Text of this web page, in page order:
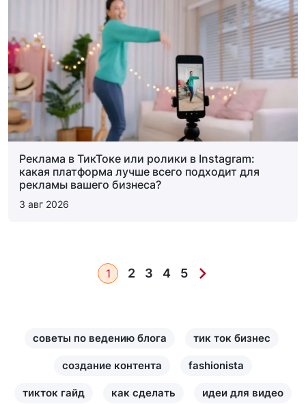
Реклама в ТикТоке или ролики в Instagram:
какая платформа лучше всего подходит для
рекламы вашего бизнеса?
3 авг 2026
1 2 3 4 5
советы по ведению блога тик ток бизнес
создание контента fashionista
тикток гайд как сделать идеи для видео